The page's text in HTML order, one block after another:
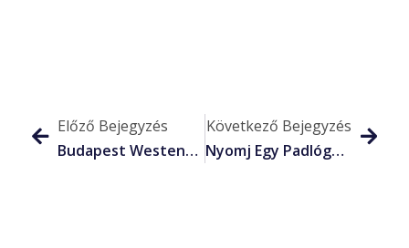
Előző Bejegyzés
Budapest Westend Hilton Start Rendezvény Szeptember 18
Következő Bejegyzés
Nyomj Egy Padlógázt, Ha Találkozol Vele